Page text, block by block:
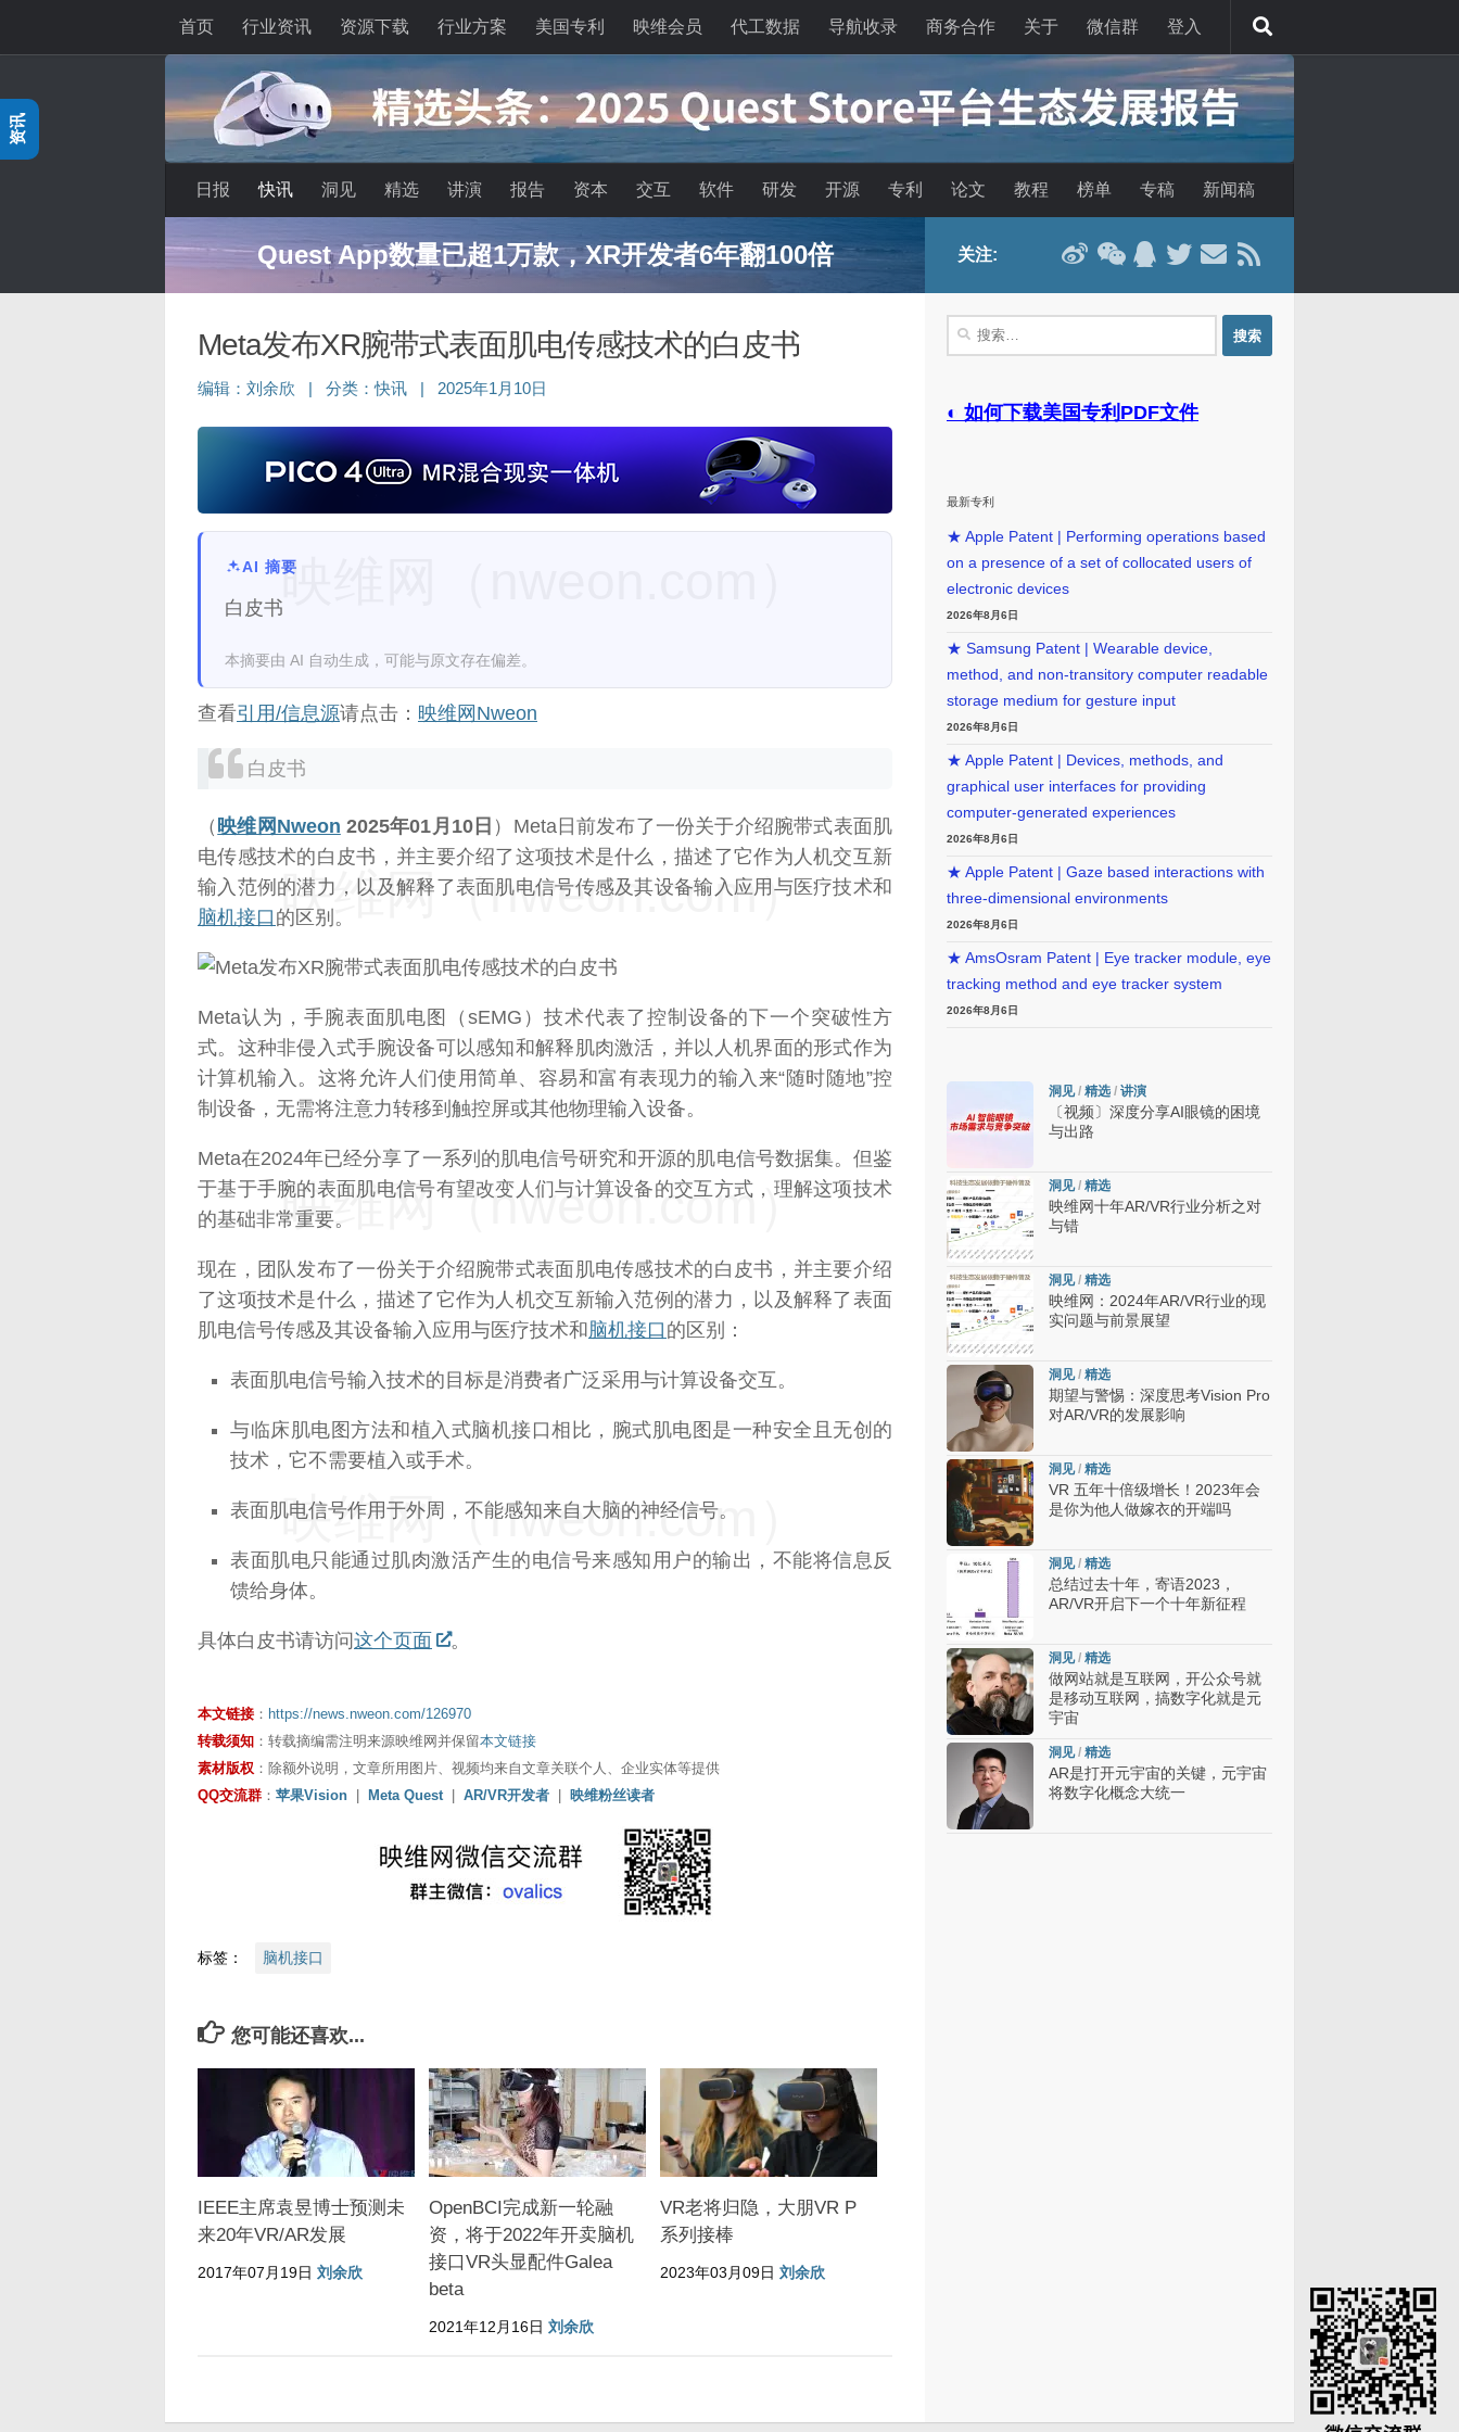
首页 行业资讯 资源下载 行业方案 美国专利 映维会员 代工数据 导航收录 商务合作 关于 微信群 登入
日报 快讯 洞见 精选 讲演 报告 资本 交互 软件 研发 开源 专利 论文 教程 榜单 专稿 新闻稿
Quest App数量已超1万款，XR开发者6年翻100倍
Meta发布XR腕带式表面肌电传感技术的白皮书
编辑： 刘余欣 分类：快讯 2025年1月10日
AI 摘要
白皮书
本摘要由 AI 自动生成，可能与原文存在偏差。
查看引用/信息源请点击： 映维网Nweon
白皮书
（ 映维网Nweon 2025年01月10日 ）Meta日前发布了一份关于介绍腕带式表面肌
电传感技术的白皮书，并主要介绍了这项技术是什么，描述了它作为人机交互新
输入范例的潜力，以及解释了表面肌电信号传感及其设备输入应用与医疗技术和
脑机接口 的区别。
Meta认为，手腕表面肌电图（sEMG）技术代表了控制设备的下一个突破性方
式。这种非侵入式手腕设备可以感知和解释肌肉激活，并以人机界面的形式作为
计算机输入。这将允许人们使用简单、容易和富有表现力的输入来“随时随地”控
制设备，无需将注意力转移到触控屏或其他物理输入设备。
Meta在2024年已经分享了一系列的肌电信号研究和开源的肌电信号数据集。但鉴
于基于手腕的表面肌电信号有望改变人们与计算设备的交互方式，理解这项技术
的基础非常重要。
现在，团队发布了一份关于介绍腕带式表面肌电传感技术的白皮书，并主要介绍
了这项技术是什么，描述了它作为人机交互新输入范例的潜力，以及解释了表面
肌电信号传感及其设备输入应用与医疗技术和脑机接口 的区别：
表面肌电信号输入技术的目标是消费者广泛采用与计算设备交互。
与临床肌电图方法和植入式脑机接口相比，腕式肌电图是一种安全且无创的
技术，它不需要植入或手术。
表面肌电信号作用于外周，不能感知来自大脑的神经信号。
表面肌电只能通过肌肉激活产生的电信号来感知用户的输出，不能将信息反
馈给身体。
具体白皮书请访问这个页面 。
映维网（nweon.com）
映维网（nweon.com）
映维网（nweon.com）
映维网（nweon.com）
本文链接 ： https://news.nweon.com/126970
转载须知 ：转载摘编需注明来源映维网并保留本文链接
素材版权 ：除额外说明，文章所用图片、视频均来自文章关联个人、企业实体等提供
QQ交流群 ： 苹果Vision | Meta Quest | AR/VR开发者 | 映维粉丝读者
标签： 脑机接口
您可能还喜欢...
IEEE主席袁昱博士预测未
来20年VR/AR发展
2017年07月19日 刘余欣
OpenBCI完成新一轮融
资，将于2022年开卖脑机
接口VR头显配件Galea
beta
2021年12月16日 刘余欣
VR老将归隐，大朋VR P
系列接棒
2023年03月09日 刘余欣
关注:
搜
索：
◐ 如何下载美国专利PDF文件
最新专利
★ Apple Patent | Performing operations based
on a presence of a set of collocated users of
electronic devices
2026年8月6日
★ Samsung Patent | Wearable device,
method, and non-transitory computer readable
storage medium for gesture input
2026年8月6日
★ Apple Patent | Devices, methods, and
graphical user interfaces for providing
computer-generated experiences
2026年8月6日
★ Apple Patent | Gaze based interactions with
three-dimensional environments
2026年8月6日
★ AmsOsram Patent | Eye tracker module, eye
tracking method and eye tracker system
2026年8月6日
洞见/ 精选 / 讲演
〔视频〕深度分享AI眼镜的困境
与出路
洞见/ 精选
映维网十年AR/VR行业分析之对
与错
洞见/ 精选
映维网：2024年AR/VR行业的现
实问题与前景展望
洞见/ 精选
期望与警惕：深度思考Vision Pro
对AR/VR的发展影响
洞见/ 精选
VR 五年十倍级增长！2023年会
是你为他人做嫁衣的开端吗
洞见/ 精选
总结过去十年，寄语2023，
AR/VR开启下一个十年新征程
洞见/ 精选
做网站就是互联网，开公众号就
是移动互联网，搞数字化就是元
宇宙
洞见/ 精选
AR是打开元宇宙的关键，元宇宙
将数字化概念大统一
资讯